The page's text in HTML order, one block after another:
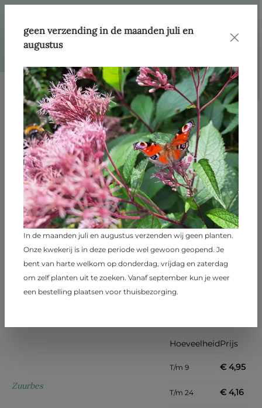
Afbeeldingengalerij overslaan
Zuurbes
HoeveelheidPrijs
T/m 9 € 4,95
T/m 24 € 4,16
geen verzending in de maanden juli en
augustus
In de maanden juli en augustus verzenden wij geen planten.
Onze kwekerij is in deze periode wel gewoon geopend. Je
bent van harte welkom op donderdag, vrijdag en zaterdag
om zelf planten uit te zoeken. Vanaf september kun je weer
een bestelling plaatsen voor thuisbezorging.